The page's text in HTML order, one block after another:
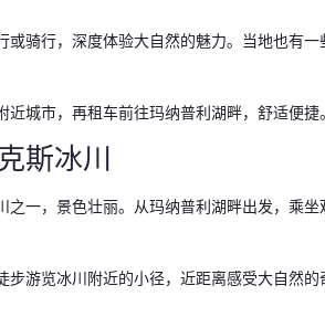
或骑行，深度体验大自然的魅力。当地也有
城市，再租车前往玛纳普利湖畔，舒适便捷。
斯冰川
之一，景色壮丽。从玛纳普利湖畔出发，乘
步游览冰川附近的小径，近距离感受大自然